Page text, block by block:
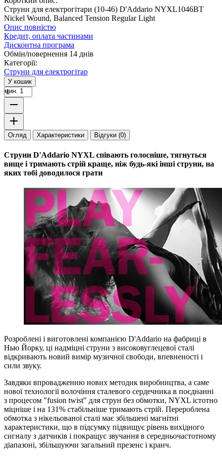
Струни для електрогітари (10-46) D'Addario NYXL1046BT
Nickel Wound, Balanced Tension Regular Light
Опис повністю
Кредит, оплата частинами
Дисконтна програма
Обмін/повернення 14 днів
Категорії:
Струни для електрогітар
У кошик
мин. 1
Огляд Характеристики Відгуки (0)
Струни D'Addario NYXL співають голосніше, тягнуться
вище і тримають стрій краще, ніж будь-які інші струни, на
яких тобі доводилося грати
Розроблені і виготовлені компанією D'Addario на фабриці в
Нью Йорку, ці надміцні струни з високовуглецевої сталі
відкривають новий вимір музичної свободи, впевненості і
сили звуку.
Завдяки впровадженню нових методик виробництва, а саме
нової технології волочіння сталевого сердечника в поєднанні
з процесом "fusion twist" для струн без обмотки, NYXL істотно
міцніше і на 131% стабільніше тримають стрій. Перероблена
обмотка з нікельованої сталі має збільшені магнітні
характеристики, що в підсумку підвищує рівень вихідного
сигналу з датчиків і покращує звучання в середньочастотному
діапазоні, збільшуючи загальний презенс і кранч.